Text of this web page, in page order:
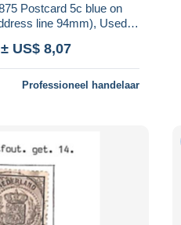
Postcard 5c blue on
line 94mm), Used
± US$ 8,07
Professioneel handelaar